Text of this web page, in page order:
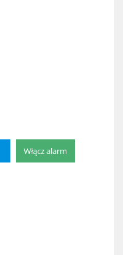
Włącz alarm